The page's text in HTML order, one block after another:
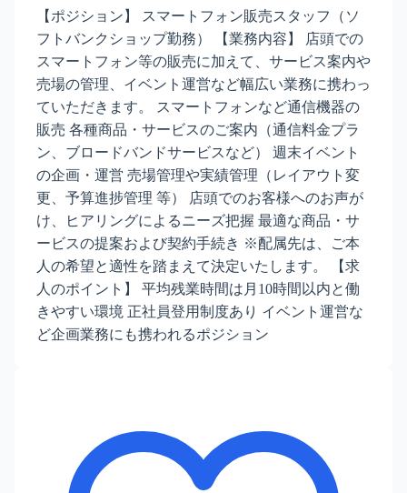
【ポジション】 スマートフォン販売スタッフ（ソ
フトバンクショップ勤務） 【業務内容】 店頭での
スマートフォン等の販売に加えて、サービス案内や
売場の管理、イベント運営など幅広い業務に携わっ
ていただきます。 スマートフォンなど通信機器の
販売 各種商品・サービスのご案内（通信料金プラ
ン、ブロードバンドサービスなど） 週末イベント
の企画・運営 売場管理や実績管理（レイアウト変
更、予算進捗管理 等） 店頭でのお客様へのお声が
け、ヒアリングによるニーズ把握 最適な商品・サ
ービスの提案および契約手続き ※配属先は、ご本
人の希望と適性を踏まえて決定いたします。 【求
人のポイント】 平均残業時間は月10時間以内と働
きやすい環境 正社員登用制度あり イベント運営な
ど企画業務にも携われるポジション